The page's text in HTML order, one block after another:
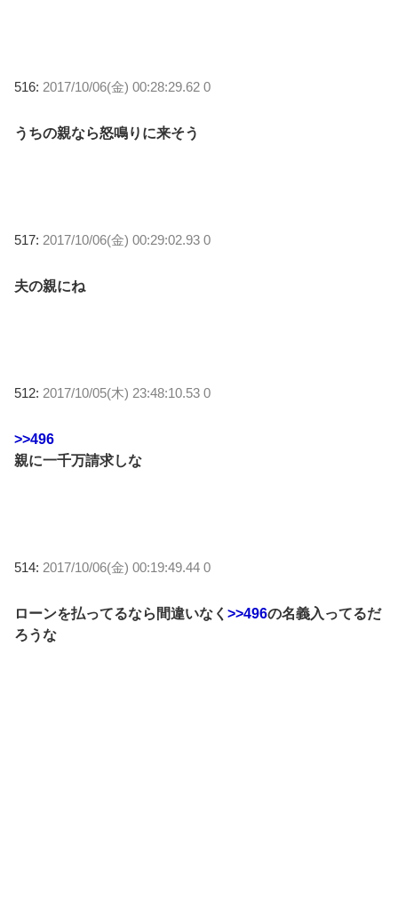
516: 2017/10/06(金) 00:28:29.62 0
うちの親なら怒鳴りに来そう
517: 2017/10/06(金) 00:29:02.93 0
夫の親にね
512: 2017/10/05(木) 23:48:10.53 0
>>496
親に一千万請求しな
514: 2017/10/06(金) 00:19:49.44 0
ローンを払ってるなら間違いなく >>496の名義入ってるだ
ろうな